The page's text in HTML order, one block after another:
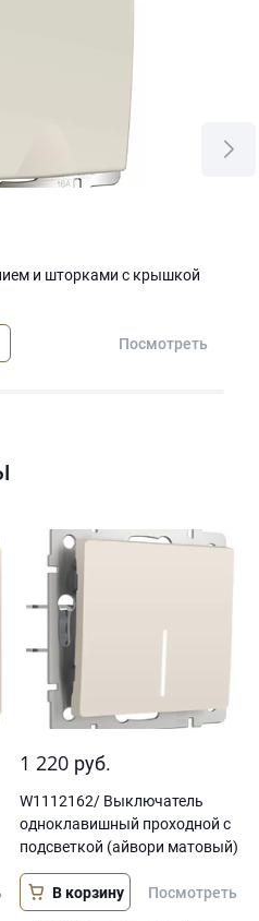
и шторками c крышкой
Посмотреть
1 220 руб.
W1112162/ Выключатель
одноклавишный проходной с
подсветкой (айвори матовый)
В корзину Посмотреть